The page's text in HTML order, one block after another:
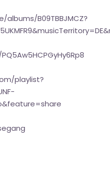
B09TBBJMCZ?
playlist?